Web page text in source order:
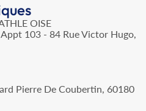
OISE
103 - 84 Rue Victor Hugo,
Pierre De Coubertin, 60180